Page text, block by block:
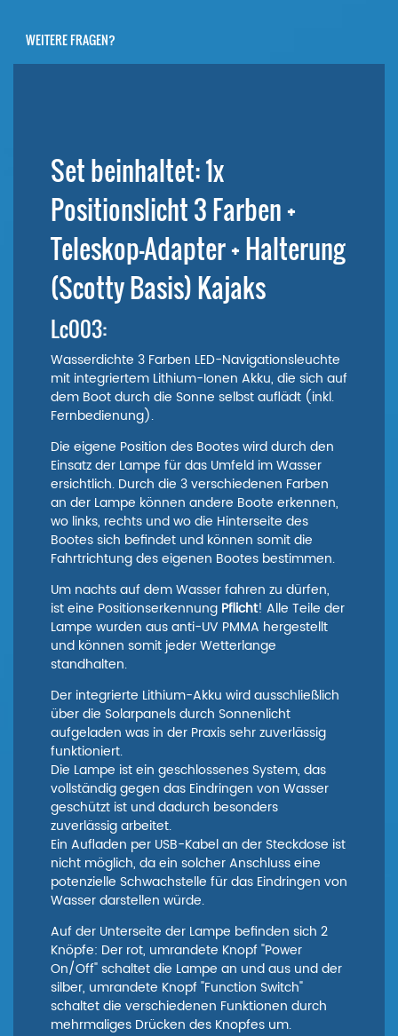
WEITERE FRAGEN?
Set beinhaltet: 1x
Positionslicht 3 Farben +
Teleskop-Adapter + Halterung
(Scotty Basis) Kajaks
Lc003:
Wasserdichte 3 Farben LED-Navigationsleuchte
mit integriertem Lithium-Ionen Akku, die sich auf
dem Boot durch die Sonne selbst auflädt (inkl.
Fernbedienung).
Die eigene Position des Bootes wird durch den
Einsatz der Lampe für das Umfeld im Wasser
ersichtlich. Durch die 3 verschiedenen Farben
an der Lampe können andere Boote erkennen,
wo links, rechts und wo die Hinterseite des
Bootes sich befindet und können somit die
Fahrtrichtung des eigenen Bootes bestimmen.
Um nachts auf dem Wasser fahren zu dürfen,
ist eine Positionserkennung Pflicht! Alle Teile der
Lampe wurden aus anti-UV PMMA hergestellt
und können somit jeder Wetterlange
standhalten.
Der integrierte Lithium-Akku wird ausschließlich
über die Solarpanels durch Sonnenlicht
aufgeladen was in der Praxis sehr zuverlässig
funktioniert.
Die Lampe ist ein geschlossenes System, das
vollständig gegen das Eindringen von Wasser
geschützt ist und dadurch besonders
zuverlässig arbeitet.
Ein Aufladen per USB-Kabel an der Steckdose ist
nicht möglich, da ein solcher Anschluss eine
potenzielle Schwachstelle für das Eindringen von
Wasser darstellen würde.
Auf der Unterseite der Lampe befinden sich 2
Knöpfe: Der rot, umrandete Knopf "Power
On/Off" schaltet die Lampe an und aus und der
silber, umrandete Knopf "Function Switch"
schaltet die verschiedenen Funktionen durch
mehrmaliges Drücken des Knopfes um.